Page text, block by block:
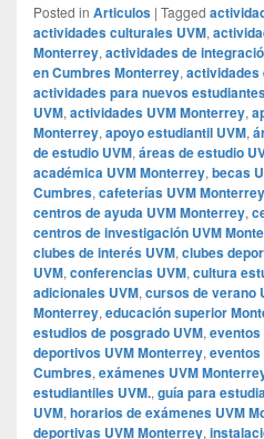
Posted in Articulos | Tagged
actividades culturales UVM,
Monterrey, actividades de
en Cumbres Monterrey, actividades
actividades para nuevos
UVM, actividades UVM Monterrey,
Monterrey, apoyo estudiantil UVM,
de estudio UVM, áreas de estudio
académica UVM Monterrey, becas
Cumbres, cafeterías UVM Monterrey
centros de ayuda UVM Monterrey,
centros de investigación UVM
clubes de interés UVM, clubes
UVM, conferencias UVM, cultura
adicionales UVM, cursos de verano
Monterrey, educación superior
estudios de posgrado UVM, eventos
deportivos UVM Monterrey, eventos
Cumbres, exámenes UVM
estudiantiles UVM., guía para
UVM, horarios de exámenes UVM
deportivas UVM Monterrey,